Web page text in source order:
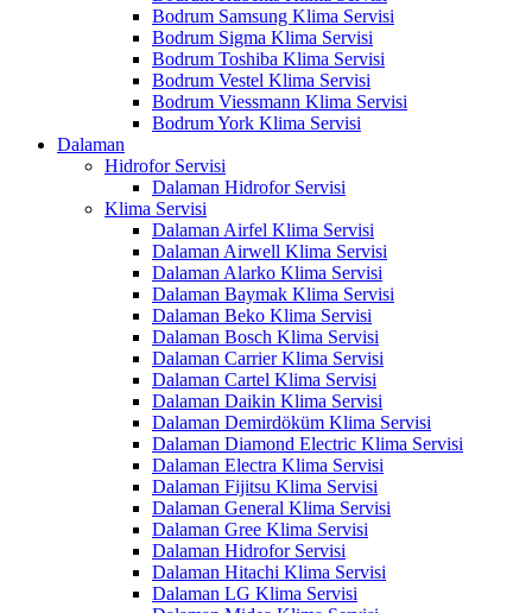
Bodrum Samsung Klima Servisi
Bodrum Sigma Klima Servisi
Bodrum Toshiba Klima Servisi
Bodrum Vestel Klima Servisi
Bodrum Viessmann Klima Servisi
Bodrum York Klima Servisi
Dalaman
Hidrofor Servisi
Dalaman Hidrofor Servisi
Klima Servisi
Dalaman Airfel Klima Servisi
Dalaman Airwell Klima Servisi
Dalaman Alarko Klima Servisi
Dalaman Baymak Klima Servisi
Dalaman Beko Klima Servisi
Dalaman Bosch Klima Servisi
Dalaman Carrier Klima Servisi
Dalaman Cartel Klima Servisi
Dalaman Daikin Klima Servisi
Dalaman Demirdöküm Klima Servisi
Dalaman Diamond Electric Klima Servisi
Dalaman Electra Klima Servisi
Dalaman Fijitsu Klima Servisi
Dalaman General Klima Servisi
Dalaman Gree Klima Servisi
Dalaman Hidrofor Servisi
Dalaman Hitachi Klima Servisi
Dalaman LG Klima Servisi